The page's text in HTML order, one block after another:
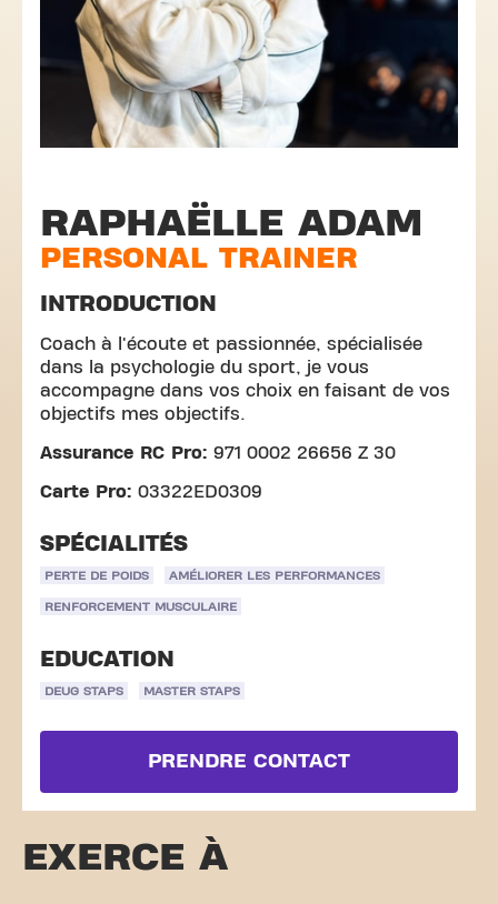
RAPHAËLLE ADAM
PERSONAL TRAINER
INTRODUCTION
Coach à l'écoute et passionnée, spécialisée
dans la psychologie du sport, je vous
accompagne dans vos choix en faisant de vos
objectifs mes objectifs.
Assurance RC Pro: 971 0002 26656 Z 30
Carte Pro: 03322ED0309
SPÉCIALITÉS
PERTE DE POIDS AMÉLIORER LES PERFORMANCES
RENFORCEMENT MUSCULAIRE
EDUCATION
DEUG STAPS MASTER STAPS
PRENDRE CONTACT
EXERCE À